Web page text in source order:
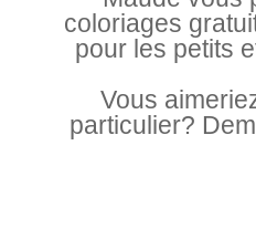
coloriages
pour les petits
Vous
particulier?